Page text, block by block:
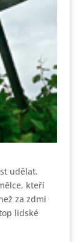
udělat.
kteří
za zdmi
lidské